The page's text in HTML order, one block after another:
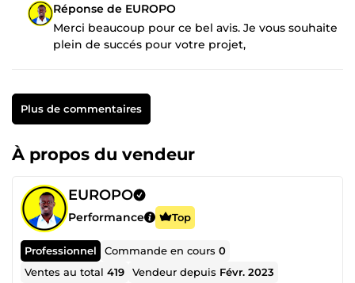
Réponse de EUROPO
Merci beaucoup pour ce bel avis. Je vous souhaite
plein de succés pour votre projet,
Plus de commentaires
À propos du vendeur
EUROPO
Performance Top
Professionnel Commande en cours0
Ventes au total419 Vendeur depuis Févr. 2023